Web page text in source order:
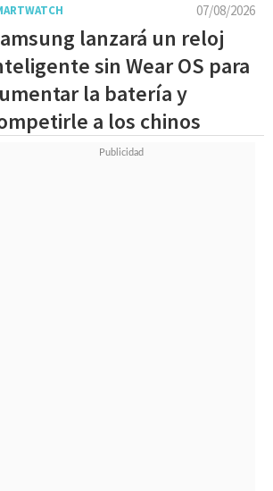
07/08/2026
lanzará un reloj
sin Wear OS para
la batería y
a los chinos